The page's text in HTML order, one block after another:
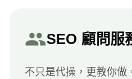
SEO 顧問服
不只是代操，更教你做